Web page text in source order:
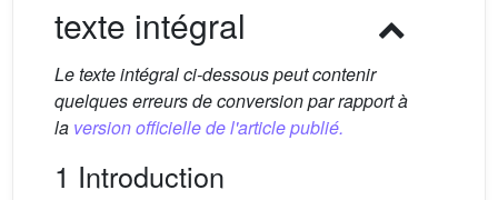
texte intégral
Le texte intégral ci-dessous peut contenir
quelques erreurs de conversion par rapport à
la version officielle de l'article publié.
1 Introduction